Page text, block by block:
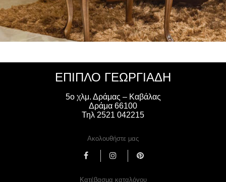
ΈΠΙΠΛΟ ΓΕΩΡΓΙΑΔΗ
5ο χλμ. Δράμας – Καβάλας
Δράμα 66100
Τηλ 2521 042215
Ακολουθήστε μας
Κατέβασμα καταλόγου